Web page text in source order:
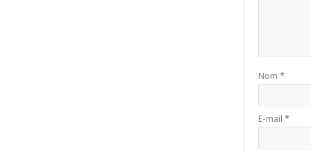
Nom *
E-mail *